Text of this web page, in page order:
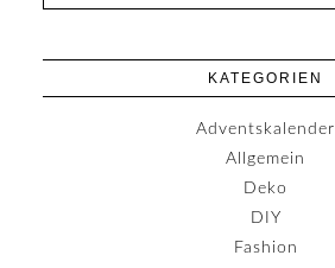
KATEGORIEN
Adventskalender
Allgemein
Deko
DIY
Fashion